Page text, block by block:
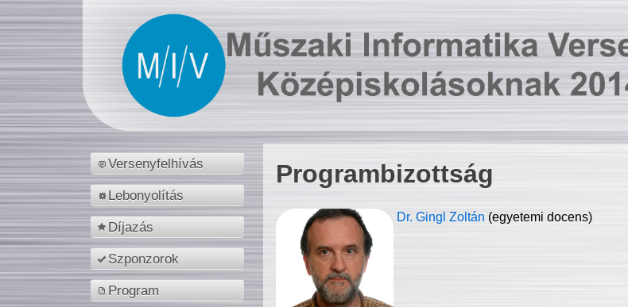
Versenyfelhívás
Lebonyolítás
Díjazás
Szponzorok
Program
Programbizottság
Dr. Gingl Zoltán (egyetemi docens)